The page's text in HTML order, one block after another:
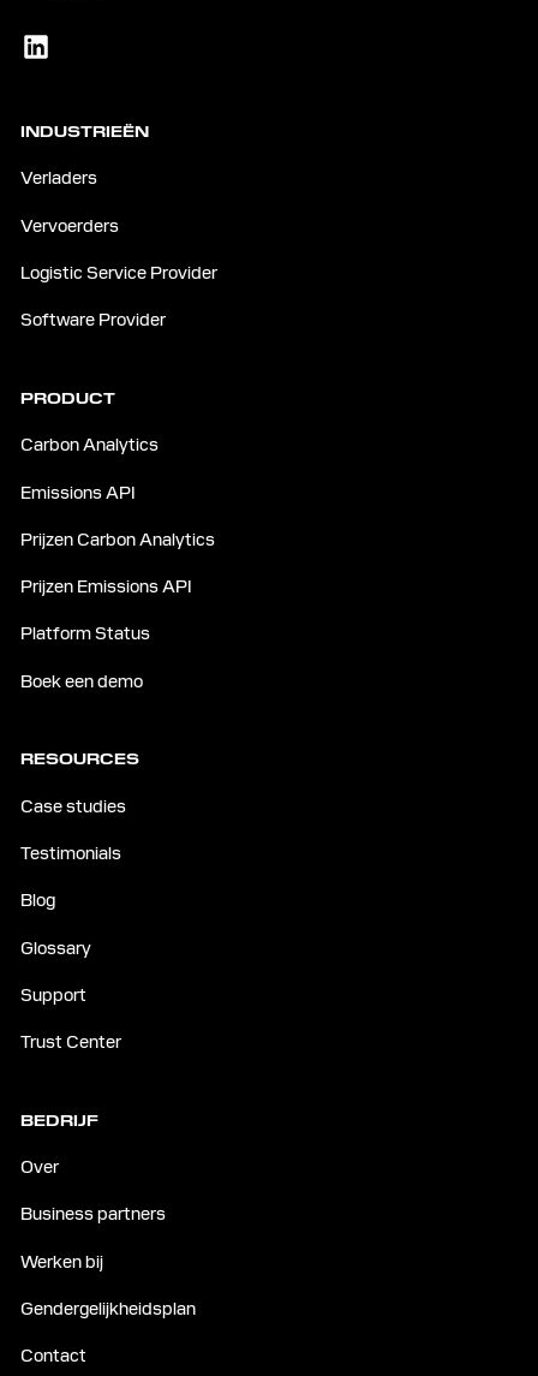
INDUSTRIEËN
Verladers
Vervoerders
Logistic Service Provider
Software Provider
PRODUCT
Carbon Analytics
Emissions API
Prijzen Carbon Analytics
Prijzen Emissions API
Platform Status
Boek een demo
RESOURCES
Case studies
Testimonials
Blog
Glossary
Support
Trust Center
BEDRIJF
Over
Business partners
Werken bij
Gendergelijkheidsplan
Contact